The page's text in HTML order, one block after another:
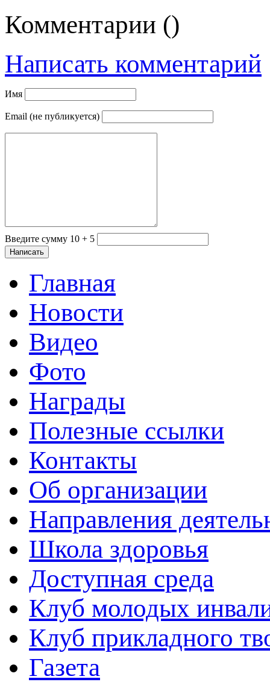
Комментарии ()
Написать комментарий
Имя
Email (не публикуется)
Введите сумму 10 + 5
Главная
Новости
Видео
Фото
Награды
Полезные ссылки
Контакты
Об организации
Направления
Школа здоровья
Доступная среда
Клуб молодых
Клуб прикладного
Газета